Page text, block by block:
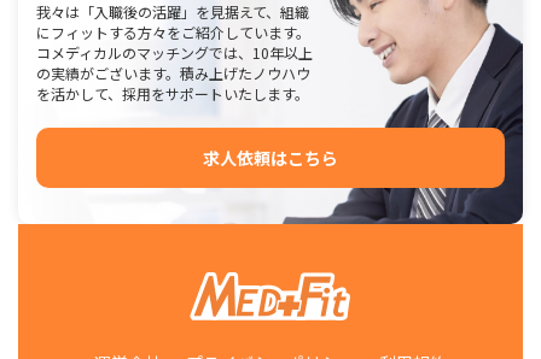
我々は「入職後の活躍」を見据えて、組織
にフィットする方々をご紹介しています。
コメディカルのマッチングでは、10年以上
の実績がございます。積み上げたノウハウ
を活かして、採用をサポートいたします。
求人依頼はこちら